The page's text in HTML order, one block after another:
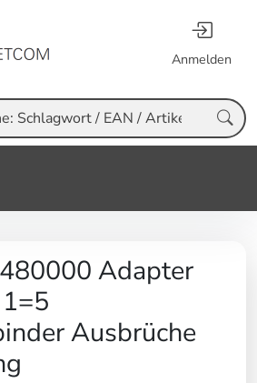
Anmelden
Adapter
Ausbrüche